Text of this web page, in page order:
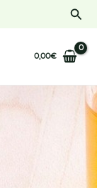
0,00€